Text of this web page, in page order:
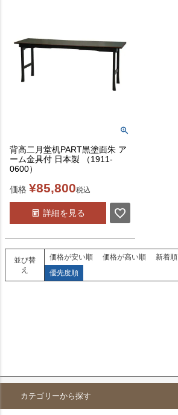
背高二月堂机PART黒塗面朱 ア
ーム金具付 日本製 （1911-
0600）
価格 ¥85,800税込
詳細を見る
並び替
え
価格が安い順 価格が高い順 新着順
優先度順
カテゴリーから探す